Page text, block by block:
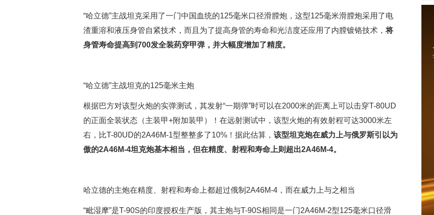
“哈立德”主战坦克采用了一门中国血统的125毫米口径滑膛炮，这型125毫米滑膛炮采用了电
渣重溶和液压身管自紧技术，而且为了提高身管的寿命和光洁度还应用了内膛镀铬技术，将
身管寿命提高到700发全装药穿甲弹，并大幅度增加了精度。
“哈立德”主战坦克的125毫米主炮
根据巴方对该型火炮的实弹测试，其发射“一期弹”时可以在2000米的距离上可以击穿T-80UD
的正面全装状态（主装甲+附加装甲）！在远射测试中，该型火炮的有效射程可达3000米左
右，比T-80UD的2A46M-1型整整多了10%！据此估算， 该型坦克炮在威力上与俄罗斯引以为
傲的2A46M-4坦克炮基本相当，但在精度、射程和寿命上则超出2A46M-4。
哈立德的主炮在精度、射程和寿命上都超过俄制2A46M-4，而在威力上与之相当
“毗湿摩”是T-90S的印度授权生产版，其主炮与T-90S相同是一门2A46M-2型125毫米口径滑